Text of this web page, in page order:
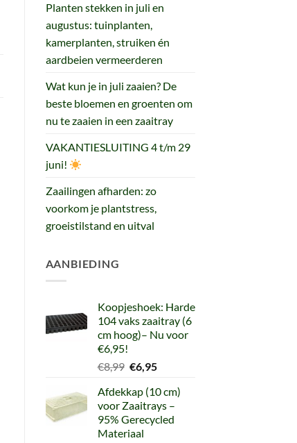
Planten stekken in juli en
augustus: tuinplanten,
kamerplanten, struiken én
aardbeien vermeerderen
Wat kun je in juli zaaien? De
beste bloemen en groenten om
nu te zaaien in een zaaitray
VAKANTIESLUITING 4 t/m 29
juni!
Zaailingen afharden: zo
voorkom je plantstress,
groeistilstand en uitval
AANBIEDING
Koopjeshoek: Harde
104 vaks zaaitray (6
cm hoog)– Nu voor
€6,95!
€8,99 Oorspronkelijke
was:
€8,99.
€6,95Huidige
is:
€6,95.
Afdekkap (10 cm)
voor Zaaitrays –
95% Gerecycled
Materiaal